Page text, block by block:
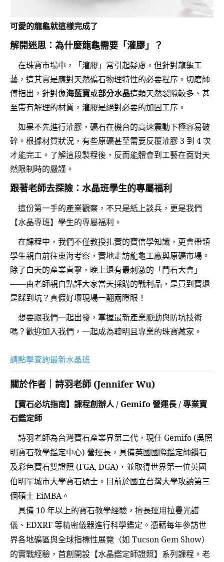
可愛的龍龜就這樣完成了
解開迷思：為什麼龍龜需要「灌膠」？
在珠寶市場中，「灌膠」常引起疑慮。但針對龍龜工
藝，這其實是應對天然礦石物理特性的必要程序。切磨師
傅指出，針對像海藍寶或部分水晶這類天然裂隙較多、甚
至帶有解理的材質，灌膠是絕對必要的加固工序。
如果不先進行灌膠，礦石在機台的高速震動下極容易破
碎。根據材質狀況，有些原礦甚至需要反覆灌膠 3 到 4 次
才能完工。了解這段製程後，反而能體會到工藝在面對天
然限制時的嚴謹。
跟著老師去探險：水晶班學生的專屬福利
這份第一手的產業觀察，不只是紙上談兵，更是我們
【水晶專班】學生的專屬福利。
在課程中，我們不僅教授扎實的寶信學知識，更會帶領
學生親自前往東海考察，實地走訪龍龜工廠與原礦市場。
除了白天的產業直擊，晚上還有最刺激的「鬥石大會」
——由老師親自點評大家當天採購的戰利品，是買到寶還
是踩到坑？真假好壞現場一翻兩瞪眼！
想要跟我們一起出發，掌握最新產業脈動與防坑技術
嗎？歡迎加入我們，一起成為聰明且專業的珠寶藏家。
請點擊查詢最新水晶班
關於作者｜詩羽老師 (Jennifer Wu)
【寶石必坑指南】課程創辦人 / Gemifo 營運長 / 專業寶
石鑑定師
詩羽老師為台灣寶石產業界第二代，現任 Gemifo (吳照
明寶石教學鑑定中心) 營運長，具備英國國際鑑定師鑽石
及彩色寶石雙證照 (FGA, DGA)，並取得世界第一位英國
伯明罕城市大學寶石碩士。目前於國立台灣大學攻讀第三
個碩士 EiMBA。
具備 10 年以上的寶石教學經驗，擅長運用拉曼光譜
儀、EDXRF 等精密儀器進行科學鑑定。憑藉每年參訪世
界各地礦區與全球指標性展覽（如 Tucson Gem Show）
的實戰經驗，首創開設【水晶鑑定師證照】系列課程。老